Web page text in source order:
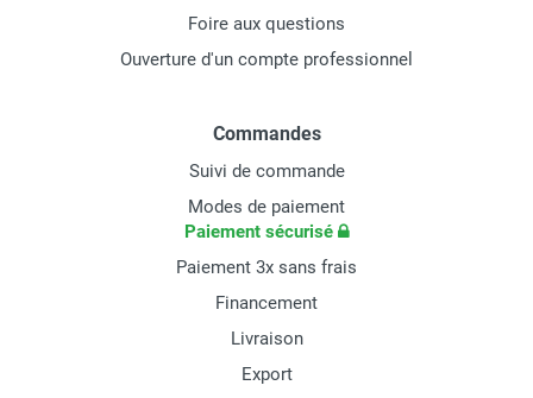
Foire aux questions
Ouverture d'un compte professionnel
Commandes
Suivi de commande
Modes de paiement
Paiement sécurisé
Paiement 3x sans frais
Financement
Livraison
Export